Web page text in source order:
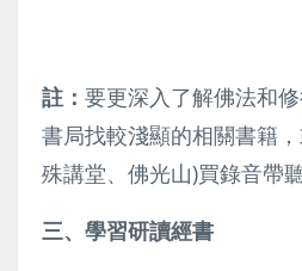
註： 要更深入了解佛法和
書局找較淺顯的相關書籍
殊講堂、佛光山)買錄音帶
三、學習研讀經書